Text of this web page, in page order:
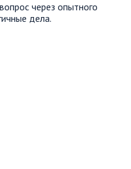
через опытного
дела.